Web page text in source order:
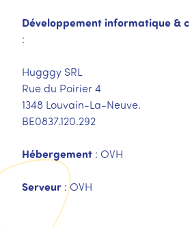
Développement informatique &
:
Hugggy SRL
Rue du Poirier 4
1348 Louvain-La-Neuve.
BE0837.120.292
Hébergement : OVH
Serveur : OVH